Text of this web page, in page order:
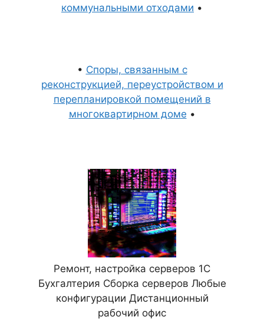
коммунальными отходами •
• Споры, связанным с
реконструкцией, переустройством и
перепланировкой помещений в
многоквартирном доме •
Ремонт, настройка серверов 1С
Бухгалтерия Сборка серверов Любые
конфигурации Дистанционный
рабочий офис